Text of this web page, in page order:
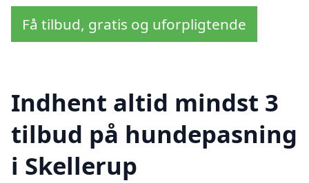
Få tilbud, gratis og uforpligtende
Indhent altid mindst 3
tilbud på hundepasning
i Skellerup